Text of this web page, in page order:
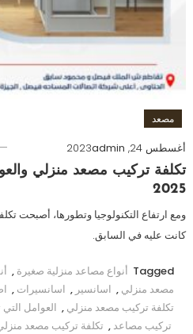
مصعد
أغسطس 24, 2023
admin
تكلفة تركيب مصعد منزلي
2025
ومع ارتفاع التكنولوجيا وتطورها، أصبحت
كانت عليه في السابق.
Tagged أنواع مصاعد منزلية صغيرة ,
مصعد منزلي , اسانسير , اسانسيرات ,
تكلفة تركيب مصعد منزلي , العوامل
تركيب مصاعد , تكلفة تركيب مصعد